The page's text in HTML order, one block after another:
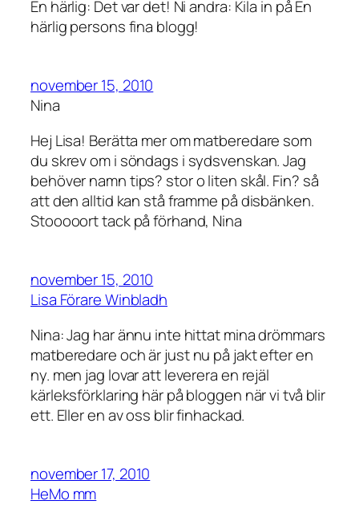
En härlig: Det var det! Ni andra: Kila in på En
härlig persons fina blogg!
november 15, 2010
Nina
Hej Lisa! Berätta mer om matberedare som
du skrev om i söndags i sydsvenskan. Jag
behöver namn tips? stor o liten skål. Fin? så
att den alltid kan stå framme på disbänken.
Stooooort tack på förhand, Nina
november 15, 2010
Lisa Förare Winbladh
Nina: Jag har ännu inte hittat mina drömmars
matberedare och är just nu på jakt efter en
ny. men jag lovar att leverera en rejäl
kärleksförklaring här på bloggen när vi två blir
ett. Eller en av oss blir finhackad.
november 17, 2010
HeMo mm